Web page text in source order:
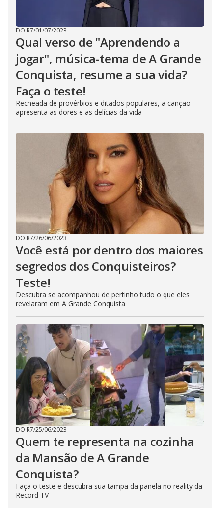
DO R7/01/07/2023
Qual verso de "Aprendendo a
jogar", música-tema de A Grande
Conquista, resume a sua vida?
Faça o teste!
Recheada de provérbios e ditados populares, a canção
apresenta as dores e as delícias da vida
DO R7/26/06/2023
Você está por dentro dos maiores
segredos dos Conquisteiros?
Teste!
Descubra se acompanhou de pertinho tudo o que eles
revelaram em A Grande Conquista
DO R7/25/06/2023
Quem te representa na cozinha
da Mansão de A Grande
Conquista?
Faça o teste e descubra sua tampa da panela no reality da
Record TV